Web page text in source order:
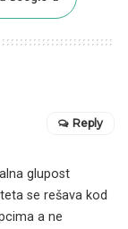
glupost
se rešava kod
a ne
Reply